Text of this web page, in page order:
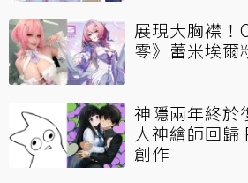
展現大胸襟！
零》蕾米埃爾
神隱兩年終於
人神繪師回歸
創作